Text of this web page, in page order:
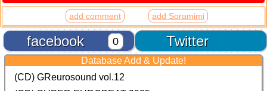
add comment add Soramimi
Twitter
facebook 0
Database Add & Update!
(CD) GReurosound vol.12